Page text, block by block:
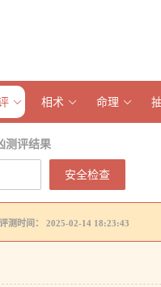
相术 命理
评结果
安全检查
评测时间： 2025-02-14 18:23:43